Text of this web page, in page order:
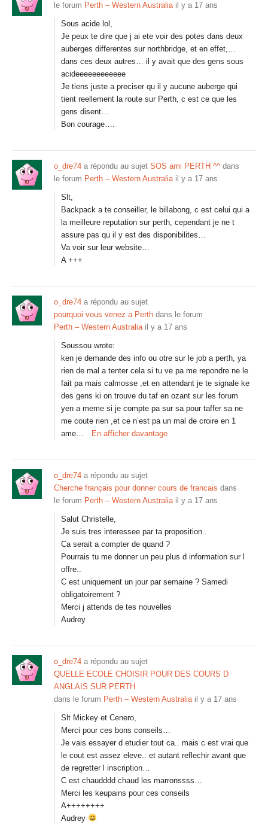
le forum Perth – Western Australia il y a 17 ans
Sous acide lol,
Je peux te dire que j ai ete voir des potes dans deux
auberges differentes sur northbridge, et en effet,…
dans ces deux autres… il y avait que des gens sous
acideeeeeeeeeeee
Je tiens juste a preciser qu il y aucune auberge qui
tient reellement la route sur Perth, c est ce que les
gens disent…
Bon courage….
o_dre74 a répondu au sujet SOS ami PERTH ^^ dans
le forum Perth – Western Australia il y a 17 ans
Slt,
Backpack a te conseiller, le billabong, c est celui qui a
la meilleure reputation sur perth, cependant je ne t
assure pas qu il y est des disponibilites…
Va voir sur leur website…
A +++
o_dre74 a répondu au sujet
pourquoi vous venez a Perth dans le forum
Perth – Western Australia il y a 17 ans
Soussou wrote:
ken je demande des info ou otre sur le job a perth, ya
rien de mal a tenter cela si tu ve pa me repondre ne le
fait pa mais calmosse ,et en attendant je te signale ke
des gens ki on trouve du taf en ozant sur les forum
yen a meme si je compte pa sur sa pour taffer sa ne
me coute rien ,et ce n’est pa un mal de croire en 1
ame…
En afficher davantage
o_dre74 a répondu au sujet
Cherche français pour donner cours de francais dans
le forum Perth – Western Australia il y a 17 ans
Salut Christelle,
Je suis tres interessee par ta proposition..
Ca serait a compter de quand ?
Pourrais tu me donner un peu plus d information sur l
offre..
C est uniquement un jour par semaine ? Samedi
obligatoirement ?
Merci j attends de tes nouvelles
Audrey
o_dre74 a répondu au sujet
QUELLE ECOLE CHOISIR POUR DES COURS D
ANGLAIS SUR PERTH
dans le forum Perth – Western Australia il y a 17 ans
Slt Mickey et Cenero,
Merci pour ces bons conseils…
Je vais essayer d etudier tout ca.. mais c est vrai que
le cout est assez eleve.. et autant reflechir avant que
de regretter l inscription…
C est chaudddd chaud les marronssss…
Merci les keupains pour ces conseils
A++++++++
Audrey